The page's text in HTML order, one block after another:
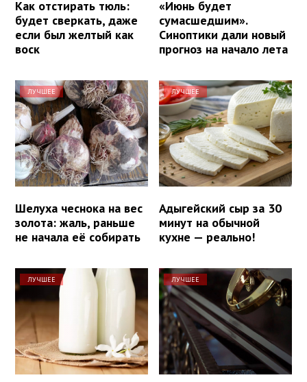
Как отстирать тюль:
будет сверкать, даже
если был желтый как
воск
«Июнь будет
сумасшедшим».
Синоптики дали новый
прогноз на начало лета
ЛУЧШЕЕ
Шелуха чеснока на вес
золота: жаль, раньше
не начала её собирать
ЛУЧШЕЕ
Адыгейский сыр за 30
минут на обычной
кухне — реально!
ЛУЧШЕЕ ЛУЧШЕЕ